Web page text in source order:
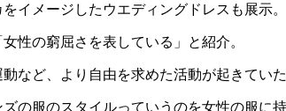
イメージしたウエディングドレスも展示。
性の窮屈さを表している」と紹介。
など、より自由を求めた活動が起きていた
の服のスタイルっていうのを女性の服